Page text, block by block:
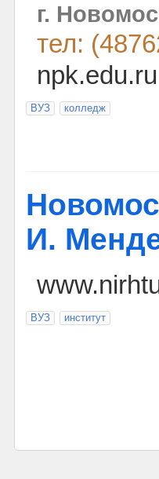
г.
тел:
npk.edu.ru
ВУЗ колледж
И.
ВУЗ институт